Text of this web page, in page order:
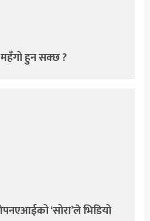
हुन सक्छ ?
‘सोरा’ले भिडियो